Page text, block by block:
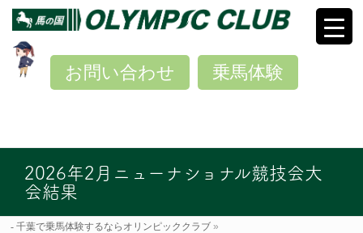
乗馬体験
お問い合わせ
2026年2月ニューナショナル競技会大
会結果
千葉で乗馬体験するならオリンピッククラブ »